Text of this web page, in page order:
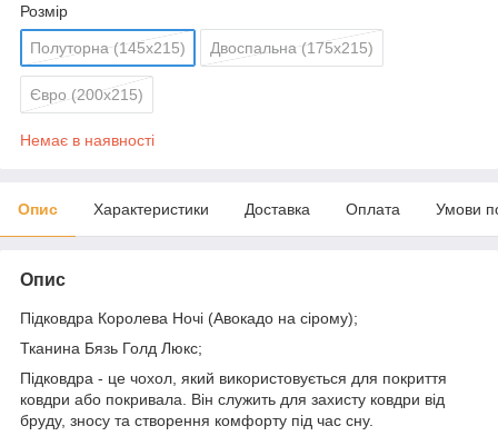
Розмір
Полуторна (145х215) Двоспальна (175х215)
Євро (200х215)
Немає в наявності
Опис Характеристики Доставка Оплата Умови
Опис
Підковдра Королева Ночі (Авокадо на сірому);
Тканина Бязь Голд Люкс;
Підковдра - це чохол, який використовується для покриття
ковдри або покривала. Він служить для захисту ковдри від
бруду, зносу та створення комфорту під час сну.